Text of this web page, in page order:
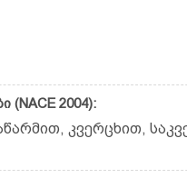
2004):
კვერცხით,